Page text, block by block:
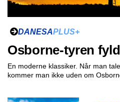
DANESAPLUS+
Osborne-tyren
En moderne klassiker. Når man
kommer man ikke uden om